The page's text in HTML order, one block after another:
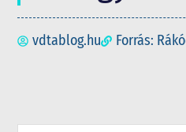
vdtablog.hu Forrás: